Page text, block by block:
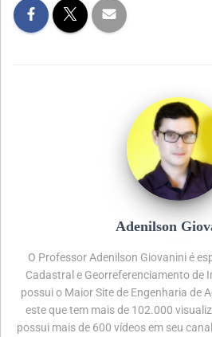
Adenilson
O Professor Adenilson Giovanini é
Cadastral e Georreferenciamento de
possui o Maior Site de Engenharia de
este que tem mais de 102.000
possui mais de 600 vídeos em seu